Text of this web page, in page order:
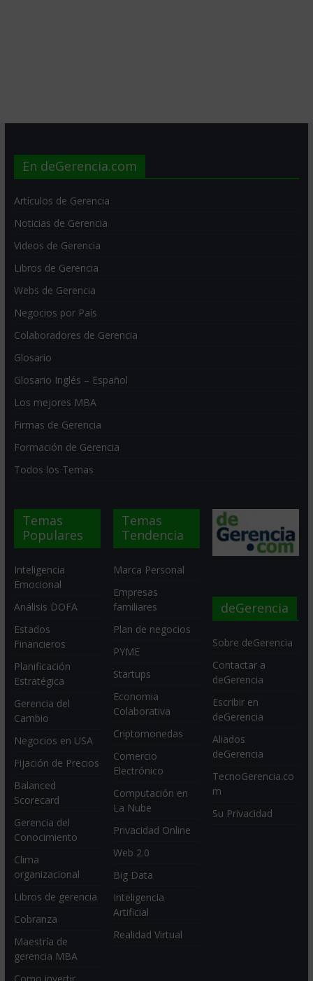
En deGerencia.com
Artículos de Gerencia
Noticias de Gerencia
Videos de Gerencia
Libros de Gerencia
Webs de Gerencia
Negocios por País
Colaboradores de Gerencia
Glosario
Glosario Inglés – Español
Los mejores MBA
Firmas de Gerencia
Formación de Gerencia
Todos los Temas
Temas
Populares
Inteligencia
Emocional
Análisis DOFA
Estados
Financieros
Planificación
Estratégica
Gerencia del
Cambio
Negocios en USA
Fijación de Precios
Balanced
Scorecard
Gerencia del
Conocimiento
Clima
organizacional
Libros de gerencia
Cobranza
Maestría de
gerencia MBA
Temas
Tendencia
Marca Personal
Empresas
familiares
Plan de negocios
PYME
Startups
Economia
Colaborativa
Criptomonedas
Comercio
Electrónico
Computación en
La Nube
Privacidad Online
Web 2.0
Big Data
Inteligencia
Artificial
Realidad Virtual
deGerencia
Sobre deGerencia
Contactar a
deGerencia
Escribir en
deGerencia
Aliados
deGerencia
TecnoGerencia.co
m
Su Privacidad